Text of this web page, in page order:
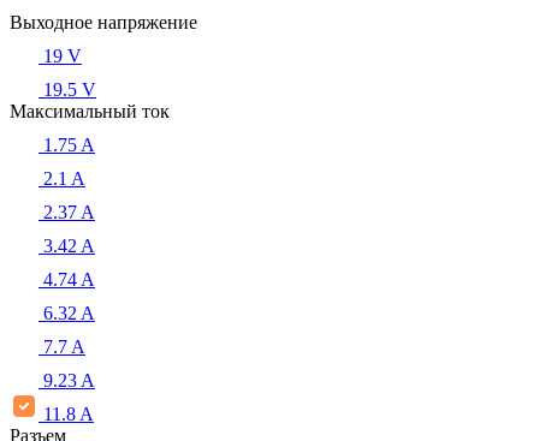
Выходное напряжение
19 V
19.5 V
Максимальный ток
1.75 A
2.1 A
2.37 A
3.42 A
4.74 A
6.32 A
7.7 A
9.23 A
11.8 A
Разъем